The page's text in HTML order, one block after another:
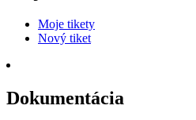
Moje tikety
Nový tiket
Dokumentácia